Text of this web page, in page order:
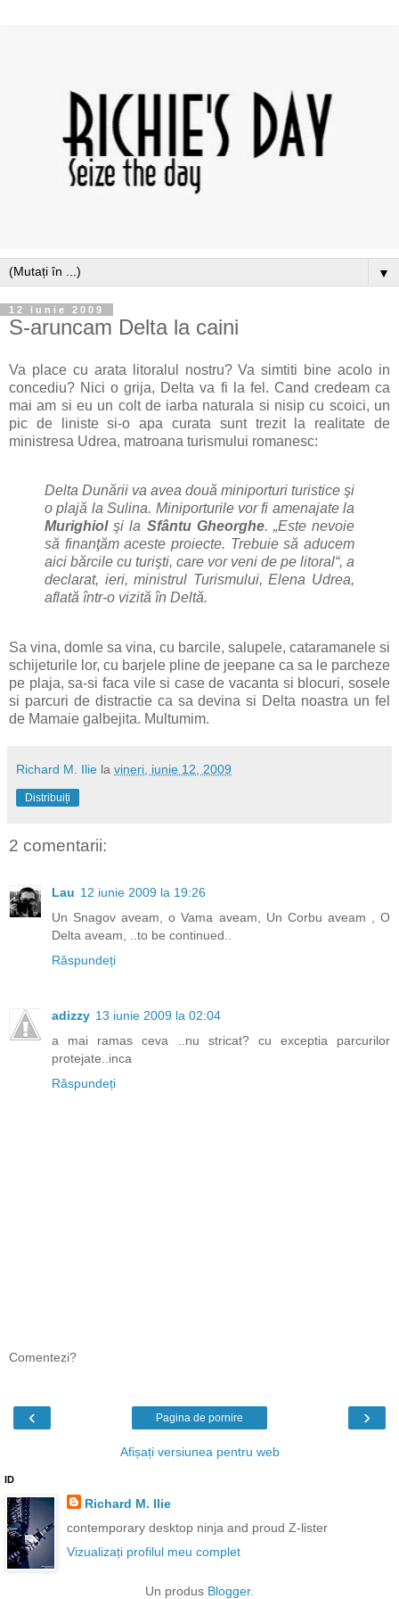
▼
12 iunie 2009
S-aruncam Delta la caini
Va place cu arata litoralul nostru? Va simtiti bine acolo in
concediu? Nici o grija, Delta va fi la fel. Cand credeam ca
mai am si eu un colt de iarba naturala si nisip cu scoici, un
pic de liniste si-o apa curata sunt trezit la realitate de
ministresa Udrea, matroana turismului romanesc:
Delta Dunării va avea două miniporturi turistice şi
o plajă la Sulina. Miniporturile vor fi amenajate la
Murighiolşi la Sfântu Gheorghe. „Este nevoie
să finanţăm aceste proiecte. Trebuie să aducem
aici bărcile cu turişti, care vor veni de pe litoral“, a
declarat, ieri, ministrul Turismului, Elena Udrea,
aflată într-o vizită în Deltă.
Sa vina, domle sa vina, cu barcile, salupele, cataramanele si
schijeturile lor, cu barjele pline de jeepane ca sa le parcheze
pe plaja, sa-si faca vile si case de vacanta si blocuri, sosele
si parcuri de distractie ca sa devina si Delta noastra un fel
de Mamaie galbejita. Multumim.
Richard M. Ilie la vineri, iunie 12, 2009
Distribuiți
2 comentarii:
Lau 12 iunie 2009 la 19:26
Un Snagov aveam, o Vama aveam, Un Corbu aveam , O
Delta aveam, ..to be continued..
Răspundeți
adizzy 13 iunie 2009 la 02:04
a mai ramas ceva ..nu stricat? cu exceptia parcurilor
protejate..inca
Răspundeți
Comentezi?
‹ ›
Pagina de pornire
Afișați versiunea pentru web
ID
Richard M. Ilie
contemporary desktop ninja and proud Z-lister
Vizualizați profilul meu complet
Un produs Blogger.